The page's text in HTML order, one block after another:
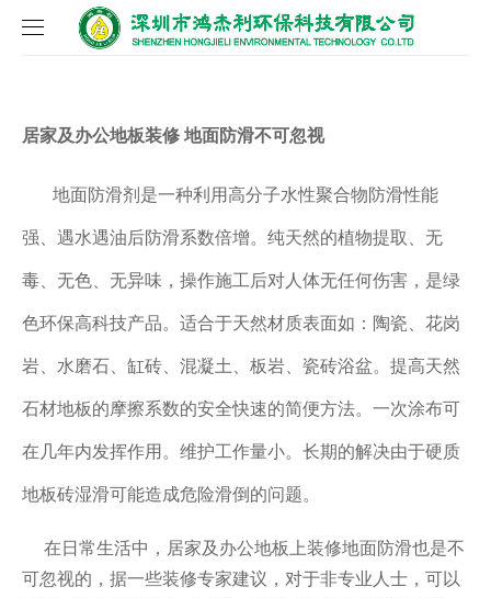
关于我们
公司介绍
环保理念
产品中心
铝合金防滑条
防滑拼装地板
彩色防滑路面
公司新闻
行业新闻
联系我们
居家及办公地板装修 地面防滑不可忽视
地面防滑剂是一种利用高分子水性聚合物防滑性能
强、遇水遇油后防滑系数倍增。纯天然的植物提取、无
毒、无色、无异味，操作施工后对人体无任何伤害，是绿
色环保高科技产品。适合于天然材质表面如：陶瓷、花岗
岩、水磨石、缸砖、混凝土、板岩、瓷砖浴盆。提高天然
石材地板的摩擦系数的安全快速的简便方法。一次涂布可
在几年内发挥作用。维护工作量小。长期的解决由于硬质
地板砖湿滑可能造成危险滑倒的问题。
在日常生活中，居家及办公地板上装修地面防滑也是不
可忽视的，据一些装修专家建议，对于非专业人士，可以